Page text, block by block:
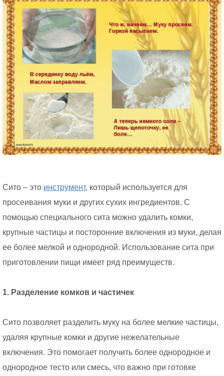
Сито – это инструмент, который используется для
просеивания муки и других сухих ингредиентов. С
помощью специального сита можно удалить комки,
крупные частицы и посторонние включения из муки, делая
ее более мелкой и однородной. Использование сита при
приготовлении пищи имеет ряд преимуществ.
1. Разделение комков и частичек
Сито позволяет разделить муку на более мелкие частицы,
удаляя крупные комки и другие нежелательные
включения. Это помогает получить более однородное и
однородное тесто или смесь, что важно при готовке